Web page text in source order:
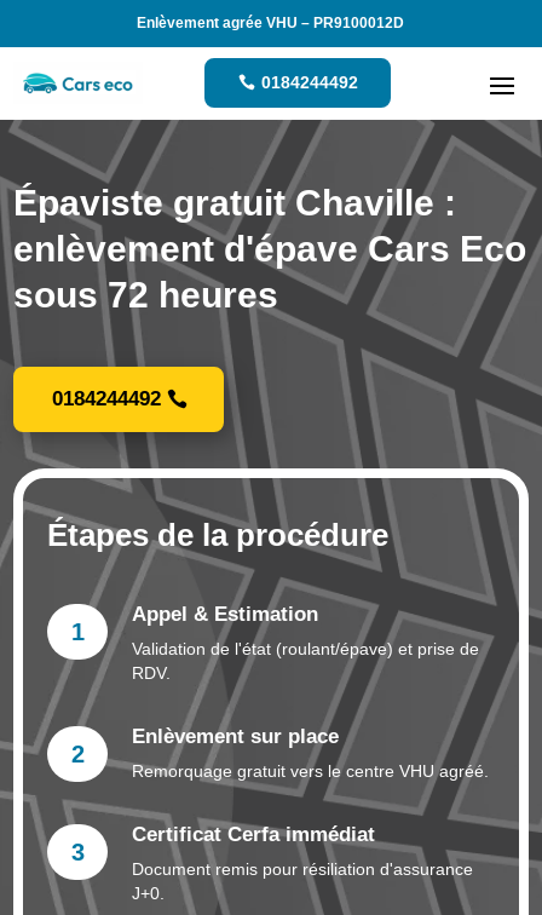
Enlèvement agrée VHU – PR9100012D
0184244492
Épaviste gratuit Chaville :
enlèvement d'épave Cars Eco
sous 72 heures
0184244492
Étapes de la procédure
1
Appel & Estimation
Validation de l'état (roulant/épave) et prise de
RDV.
2
Enlèvement sur place
Remorquage gratuit vers le centre VHU agréé.
3
Certificat Cerfa immédiat
Document remis pour résiliation d'assurance
J+0.